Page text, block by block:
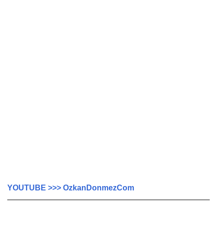
YOUTUBE >>> OzkanDonmezCom